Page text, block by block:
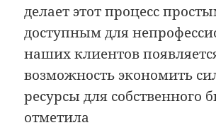
делает этот процесс
доступным для
наших клиентов
возможность экономить
ресурсы для собственного
отметила